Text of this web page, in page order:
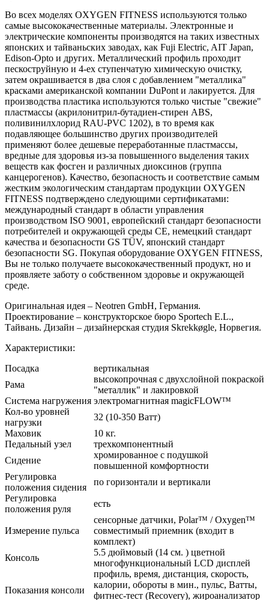
Во всех моделях OXYGEN FITNESS используются только
самые высококачественные материалы. Электронные и
электрические компоненты производятся на таких известных
японских и тайваньских заводах, как Fuji Electric, AIT Japan,
Edison-Opto и других. Металлический профиль проходит
пескоструйную и 4-ех ступенчатую химическую очистку,
затем окрашивается в два слоя с добавлением "металлика"
красками американской компании DuPont и лакируется. Для
производства пластика используются только чистые "свежие"
пластмассы (акрилонитрил-бутадиен-стирен ABS,
поливинилхлорид RAU-PVC 1202), в то время как
подавляющее большинство других производителей
применяют более дешевые переработанные пластмассы,
вредные для здоровья из-за повышенного выделения таких
веществ как фосген и различных диоксинов (группа
канцерогенов). Качество, безопасность и соответствие самым
жестким экологическим стандартам продукции OXYGEN
FITNESS подтверждено следующими сертификатами:
международный стандарт в области управления
производством ISO 9001, европейский стандарт безопасности
потребителей и окружающей среды CE, немецкий стандарт
качества и безопасности GS TÜV, японский стандарт
безопасности SG. Покупая оборудование OXYGEN FITNESS,
Вы не только получаете высококачественный продукт, но и
проявляете заботу о собственном здоровье и окружающей
среде.
Оригинальная идея – Neotren GmbH, Германия.
Проектирование – конструкторское бюро Sportech E.L.,
Тайвань. Дизайн – дизайнерская студия Skrekkøgle, Норвегия.
Характеристики:
Посадка
вертикальная
Рама
высокопрочная с двухслойной покраской
"металлик" и лакировкой
Система нагружения электромагнитная magicFLOW™
Кол-во уровней
нагрузки
32 (10-350 Ватт)
Маховик
10 кг.
Педальный узел
трехкомпонентный
Сидение
хромированное с подушкой
повышенной комфортности
Регулировка
положения сидения
по горизонтали и вертикали
Регулировка
положения руля
есть
Измерение пульса
сенсорные датчики, Polar™ / Oxygen™
совместимый приемник (входит в
комплект)
Консоль
5.5 дюймовый (14 см. ) цветной
многофункциональный LCD дисплей
Показания консоли
профиль, время, дистанция, скорость,
калории, обороты в мин., пульс, Ватты,
фитнес-тест (Recovery), жироанализатор